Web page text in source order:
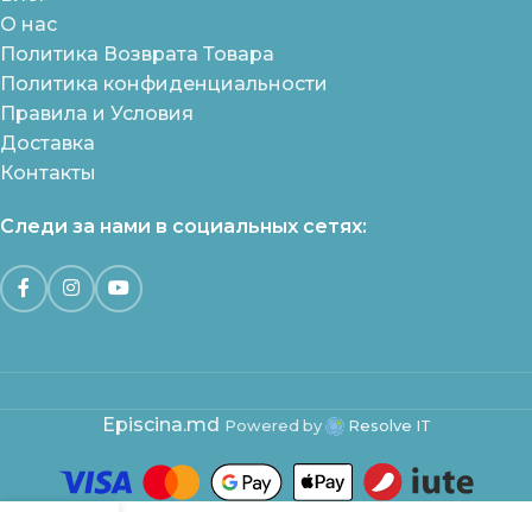
О нас
Политика Возврата Товара
Политика конфиденциальности
Правила и Условия
Доставка
Контакты
Следи за нами в социальных сетях:
Episcina.md Powered by Resolve IT